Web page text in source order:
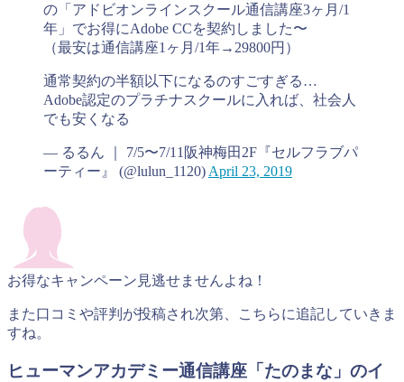
の「アドビオンラインスクール通信講座3ヶ月/1
年」でお得にAdobe CCを契約しました〜
（最安は通信講座1ヶ月/1年→29800円）
通常契約の半額以下になるのすごすぎる…
Adobe認定のプラチナスクールに入れば、社会人
でも安くなる
— るるん ｜ 7/5〜7/11阪神梅田2F『セルフラブパ
ーティー』 (@lulun_1120) April 23, 2019
お得なキャンペーン見逃せませんよね！
また口コミや評判が投稿され次第、こちらに追記していきま
すね。
ヒューマンアカデミー通信講座「たのまな」のイ